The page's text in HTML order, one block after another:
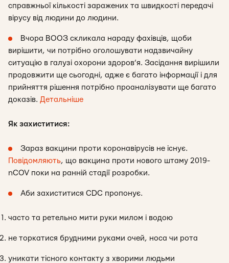
справжньої кількості заражених та швидкості передачі
вірусу від людини до людини.
Вчора ВООЗ скликала нараду фахівців, щоби
вирішити, чи потрібно оголошувати надзвичайну
ситуацію в галузі охорони здоров’я. Засідання вирішили
продовжити ще сьогодні, адже є багато інформації і для
прийняття рішення потрібно проаналізувати ще багато
доказів. Детальніше
Як захиститися:
Зараз вакцини проти коронавірусів не існує.
Повідомляють, що вакцина проти нового штаму 2019-
nCOV поки на ранній стадії розробки.
Аби захиститися CDC пропонує.
часто та ретельно мити руки милом і водою
не торкатися брудними руками очей, носа чи рота
уникати тісного контакту з хворими людьми